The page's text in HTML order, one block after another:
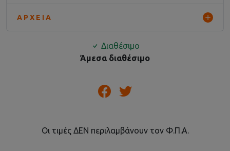
ΑΡΧΕΊΑ
Διαθέσιμο
Άμεσα διαθέσιμο
Οι τιμές ΔΕΝ περιλαμβάνουν τον Φ.Π.Α.